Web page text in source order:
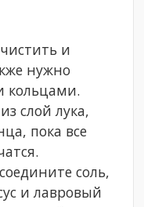
и
нужно
кольцами.
слой лука,
пока все
соль,
и лавровый